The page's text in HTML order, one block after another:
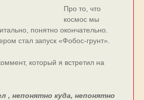
Про то, что
космос мы
понятно окончательно.
стал запуск «Фобос-грунт».
который я встретил на
, непонятно куда, непонятно